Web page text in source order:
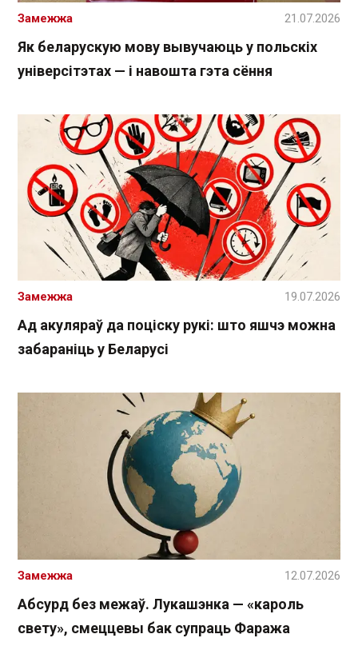
Як беларускую мову вывучаюць у польскіх
універсітэтах — і навошта гэта сёння
Замежжа 21.07.2026
Ад акуляраў да поціску рукі: што яшчэ можна
забараніць у Беларусі
Замежжа 19.07.2026
Абсурд без межаў. Лукашэнка — «кароль
свету», смеццевы бак супраць Фаража
Замежжа 12.07.2026